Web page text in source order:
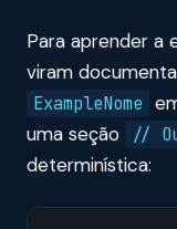
Para aprender a
viram
ExampleNome
uma seção
//
determinística: